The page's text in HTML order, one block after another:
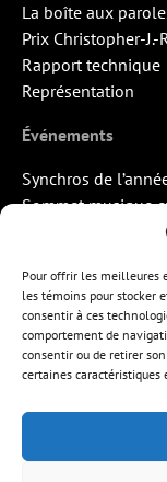
Pour offrir les meilleures
les témoins pour stocker
consentir à ces
comportement de
consentir ou de retirer
certaines caractéristiques
La boîte aux
Prix Christopher-J.-
Rapport technique
Représentation
Événements
Synchros de
Sommet musique
Quand la
Missions d’export
Contact